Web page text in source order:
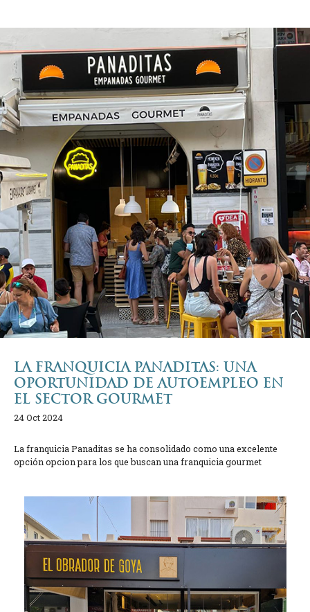
LA FRANQUICIA PANADITAS: UNA
OPORTUNIDAD DE AUTOEMPLEO EN
EL SECTOR GOURMET
24 Oct 2024
La franquicia Panaditas se ha consolidado como una excelente
opción opcion para los que buscan una franquicia gourmet